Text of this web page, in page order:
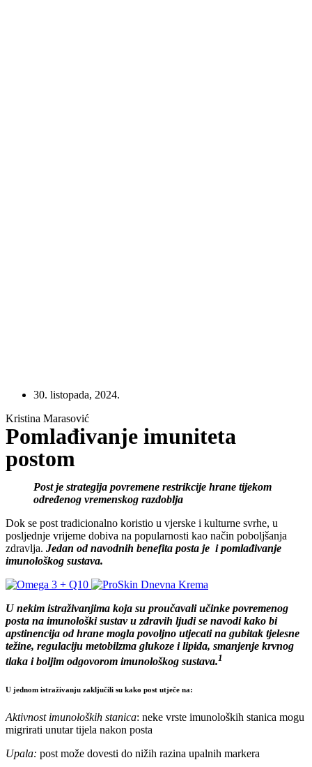
30. listopada, 2024.
Kristina Marasović
Pomlađivanje imuniteta
postom
Post je strategija povremene restrikcije hrane tijekom
određenog vremenskog razdoblja
Dok se post tradicionalno koristio u vjerske i kulturne svrhe, u
posljednje vrijeme dobiva na popularnosti kao način poboljšanja
zdravlja. Jedan od navodnih benefita posta je i pomlađivanje
imunološkog sustava.
U nekim istraživanjima koja su proučavali učinke povremenog
posta na imunološki sustav u zdravih ljudi se navodi kako bi
apstinencija od hrane mogla povoljno utjecati na gubitak tjelesne
težine, regulaciju metobilzma glukoze i lipida, smanjenje krvnog
tlaka i boljim odgovorom imunološkog sustava.1
U jednom istraživanju zaključili su kako post utječe na:
Aktivnost imunoloških stanica: neke vrste imunoloških stanica mogu
migrirati unutar tijela nakon posta
Upala: post može dovesti do nižih razina upalnih markera